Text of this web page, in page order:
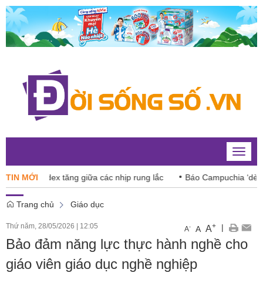
Toggle
TIN MỚI
VN-Index tăng giữa các nhịp rung lắc Báo Campuchia ‘dè
Trang chủ Giáo dục
Thứ năm, 28/05/2026 | 12:05 A- A A+ |
Bảo đảm năng lực thực hành nghề cho
giáo viên giáo dục nghề nghiệp